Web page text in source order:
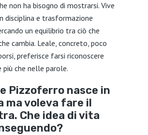
non ha bisogno di mostrarsi. Vive
disciplina e trasformazione
un equilibrio tra ciò che
cambia. Leale, concreto, poco
preferisce farsi riconoscere
che nelle parole.
Pizzoferro nasce in
ma voleva fare il
Che idea di vita